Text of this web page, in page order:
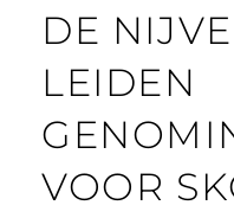
DE
LEIDEN
VOOR